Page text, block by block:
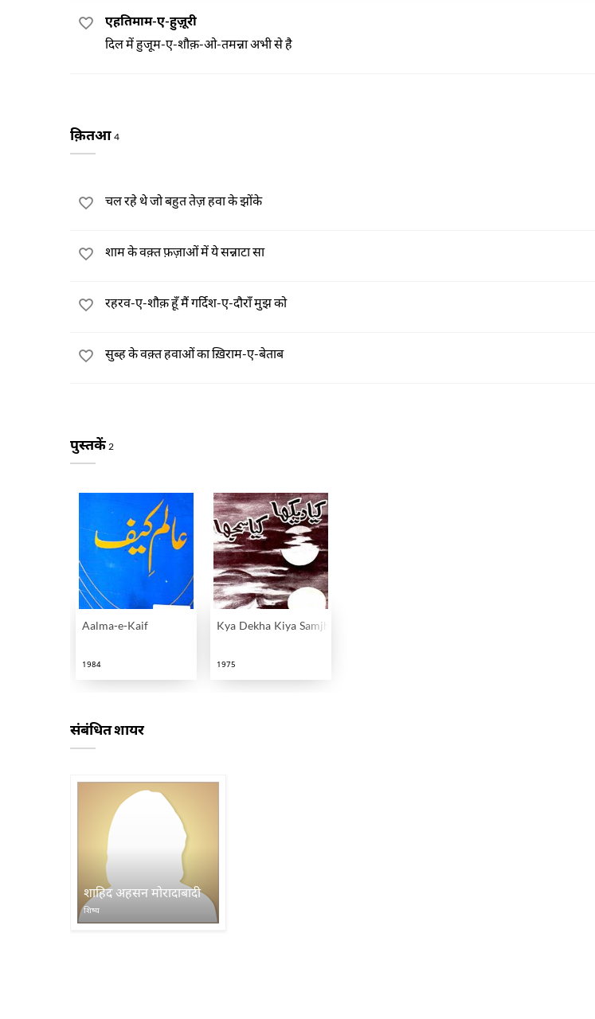
एहतिमाम-ए-हुज़ूरी
दिल में हुजूम-ए-शौक़-ओ-तमन्ना अभी से है
क़ितआ 4
चल रहे थे जो बहुत तेज़ हवा के झोंके
शाम के वक़्त फ़ज़ाओं में ये सन्नाटा सा
रहरव-ए-शौक़ हूँ मैं गर्दिश-ए-दौराँ मुझ को
सुब्ह के वक़्त हवाओं का ख़िराम-ए-बेताब
पुस्तकें 2
Aalma-e-Kaif
1984
Kya Dekha Kiya Samjha
1975
संबंधित शायर
शाहिद अहसन मोरादाबादी
शिष्य